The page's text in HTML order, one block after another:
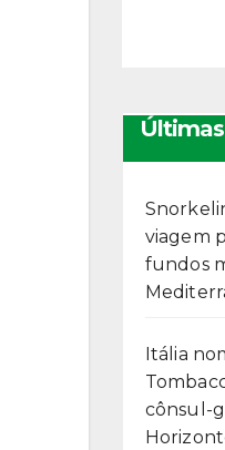
Últimas
viagem
fundos
Itália
cônsul-